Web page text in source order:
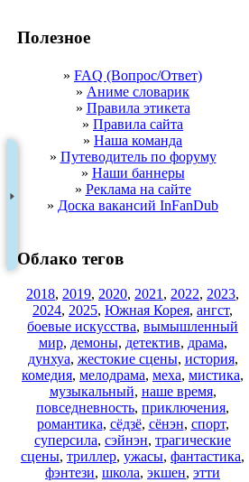
Полезное
» FAQ (Вопрос/Ответ)
» Аниме словарик
» Правила этикета
» Правила сайта
» Наша команда
» Путеводитель по форуму
» Наши баннеры
» Реклама на сайте
» Доска вакансий InFanDub
Облако тегов
2018, 2019, 2020, 2021 , 2022, 2023,
2024, 2025, Южная Корея, ангст,
боевые искусства, вымышленный
мир, демоны, детектив, драма,
дунхуа, жестокие сцены, история,
комедия, мелодрама, меха, мистика,
музыкальный, наше время,
повседневность, приключения,
романтика, сёдзё, сёнэн, спорт,
суперсила, сэйнэн, трагические
сцены, триллер, ужасы, фантастика,
фэнтези, школа, экшен, этти